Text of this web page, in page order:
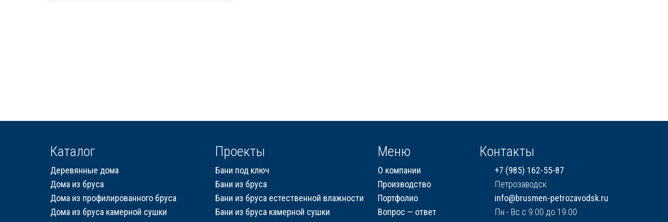
Каталог
Деревянные дома
Дома из бруса
Дома из профилированного бруса
Дома из бруса камерной сушки
Проекты
Бани под ключ
Бани из бруса
Бани из бруса естественной влажности
Бани из бруса камерной сушки
Меню
О компании
Производство
Портфолио
Вопрос — ответ
Контакты
+7 (985) 162-55-87
Петрозаводск
info@brusmen-petrozavodsk.ru
Пн - Вс с 9.00 до 19.00